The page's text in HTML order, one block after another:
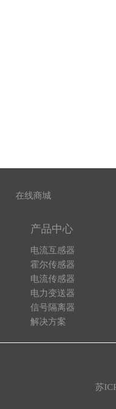
在线商城
产品中心
电流互感器
霍尔传感器
电流传感器
电力变送器
信号隔离器
解决方案
苏